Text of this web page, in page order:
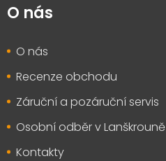
O nás
O nás
Recenze obchodu
Záruční a pozáruční servis
Osobní odběr v Lanškrouně
Kontakty